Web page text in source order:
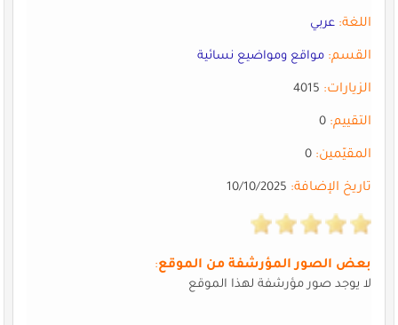
اللغة: عربي
القسم: مواقع ومواضيع نسائية
الزيارات:4015
التقييم:0
المقيّمين:0
تاريخ الإضافة:10/10/2025
بعض الصور المؤرشفة من الموقع:
لا يوجد صور مؤرشفة لهذا الموقع